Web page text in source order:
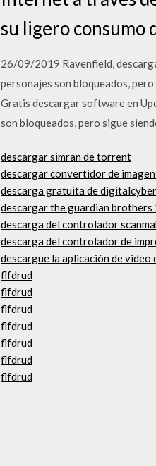
su ligero consumo
26/09/2019 Ravenfield,
personajes son bloqueados,
Gratis descargar software en
son bloqueados, pero sigue
descargar simran de torrent
descargar convertidor de
descarga gratuita de
descargar the guardian
descarga del controlador
descarga del controlador de
descargue la aplicación de
flfdrud
flfdrud
flfdrud
flfdrud
flfdrud
flfdrud
flfdrud